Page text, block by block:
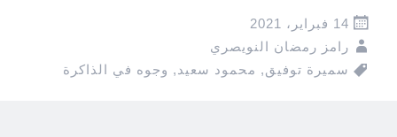
14 فبراير، 2021
رامز رمضان النويصري
سميرة توفيق, محمود سعيد , وجوه في الذاكرة